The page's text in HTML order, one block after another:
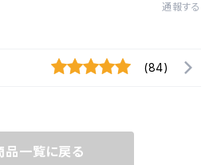
通報する
(84)
品一覧に戻る